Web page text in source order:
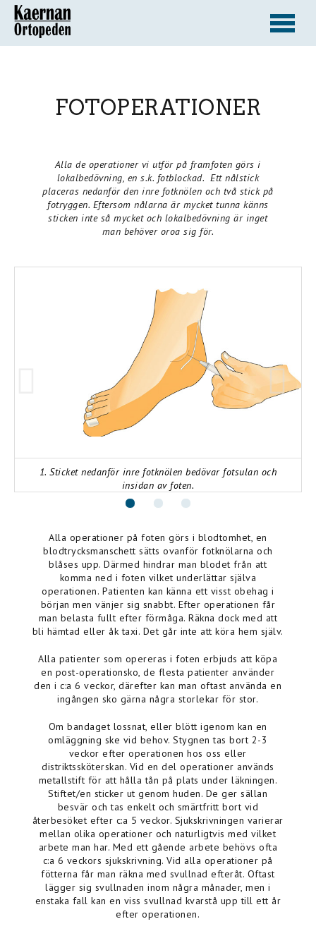
FOTOPERATIONER
Alla de operationer vi utför på framfoten görs i
lokalbedövning, en s.k. fotblockad. Ett nålstick
placeras nedanför den inre fotknölen och två stick på
fotryggen. Eftersom nålarna är mycket tunna känns
sticken inte så mycket och lokalbedövning är inget
man behöver oroa sig för.
1. Sticket nedanför inre fotknölen bedövar fotsulan och
insidan av foten.
Alla operationer på foten görs i blodtomhet, en
blodtrycksmanschett sätts ovanför fotknölarna och
blåses upp. Därmed hindrar man blodet från att
komma ned i foten vilket underlättar själva
operationen. Patienten kan känna ett visst obehag i
början men vänjer sig snabbt. Efter operationen får
man belasta fullt efter förmåga. Räkna dock med att
bli hämtad eller åk taxi. Det går inte att köra hem själv.
Alla patienter som opereras i foten erbjuds att köpa
en post-operationsko, de flesta patienter använder
den i c:a 6 veckor, därefter kan man oftast använda en
ingången sko gärna några storlekar för stor.
Om bandaget lossnat, eller blött igenom kan en
omläggning ske vid behov. Stygnen tas bort 2-3
veckor efter operationen hos oss eller
distriktssköterskan. Vid en del operationer används
metallstift för att hålla tån på plats under läkningen.
Stiftet/en sticker ut genom huden. De ger sällan
besvär och tas enkelt och smärtfritt bort vid
återbesöket efter c:a 5 veckor. Sjukskrivningen varierar
mellan olika operationer och naturligtvis med vilket
arbete man har. Med ett gående arbete behövs ofta
c:a 6 veckors sjukskrivning. Vid alla operationer på
fötterna får man räkna med svullnad efteråt. Oftast
lägger sig svullnaden inom några månader, men i
enstaka fall kan en viss svullnad kvarstå upp till ett år
efter operationen.